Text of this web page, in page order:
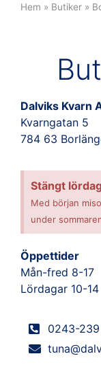
Hem » Butiker »
Dalviks Kvarn
Kvarngatan 5
784 63
Stängt
Med början
under
Öppettider
Mån-fred 8-17
Lördagar 10-14
0243-